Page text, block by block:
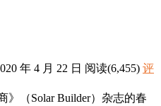
年 4 月 22 日 阅读(6,455) 评
》（Solar Builder）杂志的春